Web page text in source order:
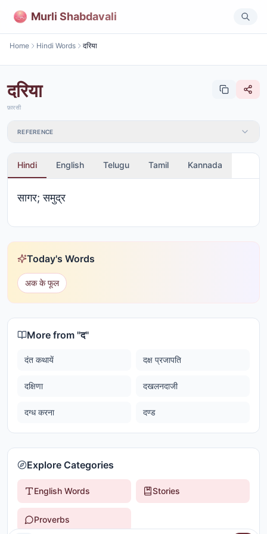
Murli Shabdavali
Home Hindi Words दरिया
दरिया
फ़ारसी
REFERENCE
Hindi English Telugu Tamil Kannada
सागर; समुद्र
Today's Words
अक के फूल
More from "द"
दंत कथायें दक्ष प्रजापति
दक्षिणा दखलनदाजी
दग्ध करना दण्ड
Explore Categories
English Words Stories
Proverbs